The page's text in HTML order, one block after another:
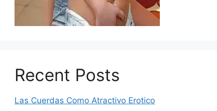
Recent Posts
Las Cuerdas Como Atractivo Erotico